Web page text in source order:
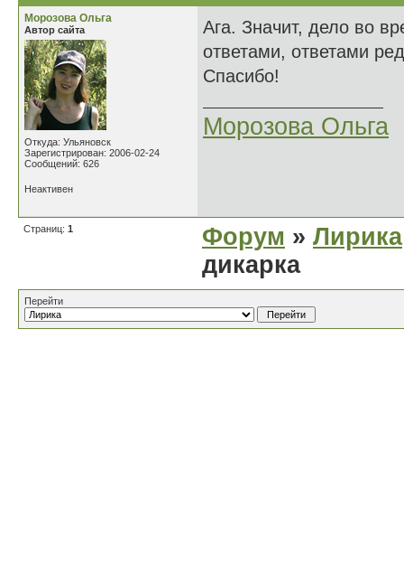
Морозова Ольга
Автор сайта
Откуда: Ульяновск
Зарегистрирован: 2006-02-24
Сообщений: 626
Ага. Значит, дело во
ответами, ответами
Спасибо!
Морозова Ольга
Неактивен
Страниц: 1 Форум » Лирика
дикарка
Перейти